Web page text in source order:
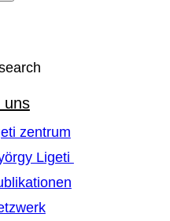
uns
zentrum
Ligeti